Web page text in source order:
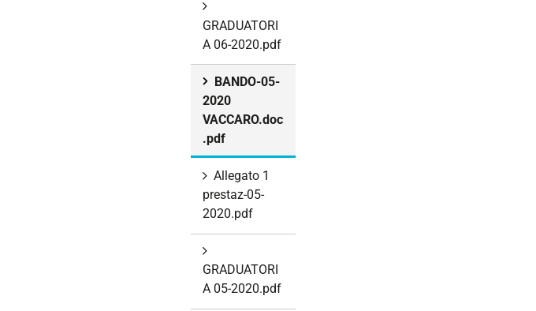
GRADUATORI
A 06-2020.pdf
BANDO-05-
2020
VACCARO.doc
.pdf
Allegato 1
prestaz-05-
2020.pdf
GRADUATORI
A 05-2020.pdf